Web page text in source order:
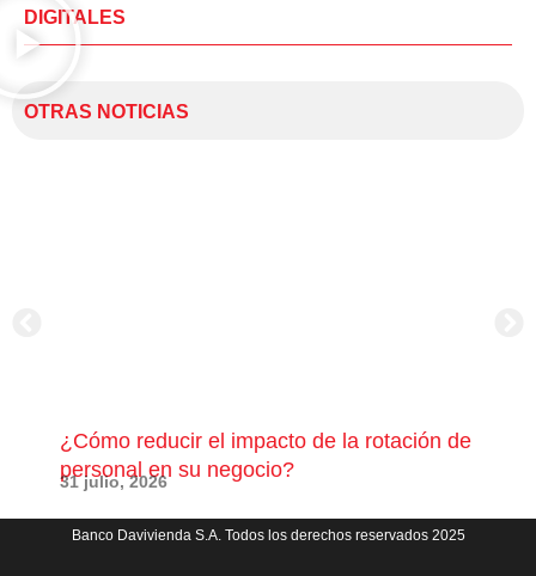
DIGITALES
OTRAS NOTICIAS
¿Cómo reducir el impacto de la rotación de
personal en su negocio?
31 julio, 2026
Banco Davivienda S.A. Todos los derechos reservados 2025